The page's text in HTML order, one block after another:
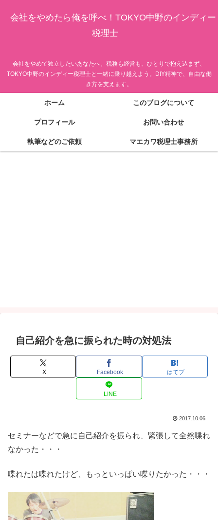
会社をやめたら俺を呼べ！TOKYO中野のインディー
税理士
会社をやめて独立したいあなたへ。税務も経営も、ひとりで抱え込まず、
TOKYO中野のインディー税理士と一緒に乗り越えよう。DIY精神で、自由な働
き方を支えます。
ホーム このブログについて
プロフィール お問い合わせ
執筆などのご依頼 マエカワ税理士事務所
自己紹介を急に振られた時の対処法
X Facebook はてブ
LINE
2017.10.06
セミナーなどで急に自己紹介を振られ、緊張して全然喋れ
なかった・・・
喋れたは喋れたけど、もっといっぱい喋りたかった・・・